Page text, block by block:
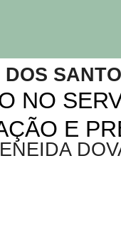
DOS
NO
E